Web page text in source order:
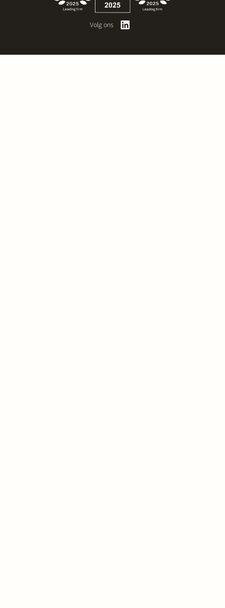
Volg ons